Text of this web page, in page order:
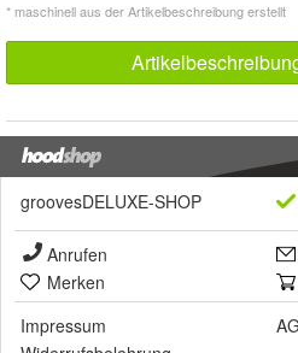
* maschinell aus der Artikelbeschreibung erstellt
groovesDELUXE-SHOP
Anrufen
Merken
Impressum